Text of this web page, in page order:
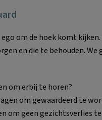
om de hoek komt
en die te behouden.
om erbij te horen?
om gewaardeerd te
om geen gezichtsverlies